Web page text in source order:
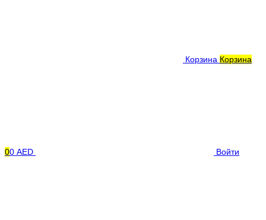
Корзина Корзина
00 AED Войти